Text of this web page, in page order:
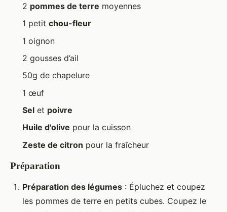
2 pommes de terre moyennes
1 petit chou-fleur
1 oignon
2 gousses d’ail
50g de chapelure
1 œuf
Sel et poivre
Huile d'olive pour la cuisson
Zeste de citron pour la fraîcheur
Préparation
Préparation des légumes : Épluchez et coupez
les pommes de terre en petits cubes. Coupez le